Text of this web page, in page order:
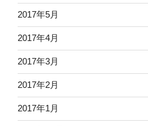
2017年5月
2017年4月
2017年3月
2017年2月
2017年1月